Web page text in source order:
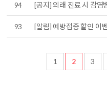
94 [공지] 외래 진료 시 감염
93 [알림] 예방접종 할인 이
1 2 3